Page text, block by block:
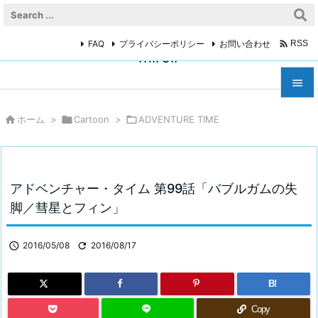
miroir




検索
FAQ プライバシーポリシー お問い合わせ  RSS
 ホーム > Cartoon > ADVENTURE TIME
アドベンチャー・タイム 第99話「バブルガムの失
脚／彗星とフィン」
 2016/05/08  2016/08/17
B!
Copy